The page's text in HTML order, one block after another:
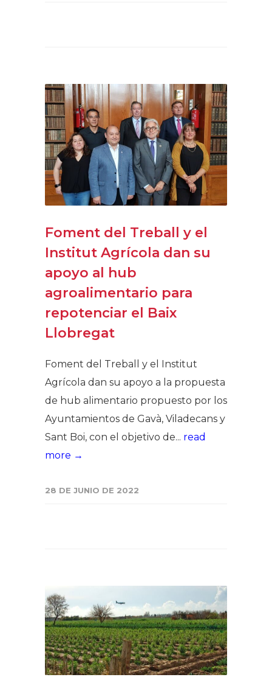
Foment del Treball y el
Institut Agrícola dan su
apoyo al hub
agroalimentario para
repotenciar el Baix
Llobregat
Foment del Treball y el Institut
Agrícola dan su apoyo a la propuesta
de hub alimentario propuesto por los
Ayuntamientos de Gavà, Viladecans y
Sant Boi, con el objetivo de... read
more →
28 DE JUNIO DE 2022